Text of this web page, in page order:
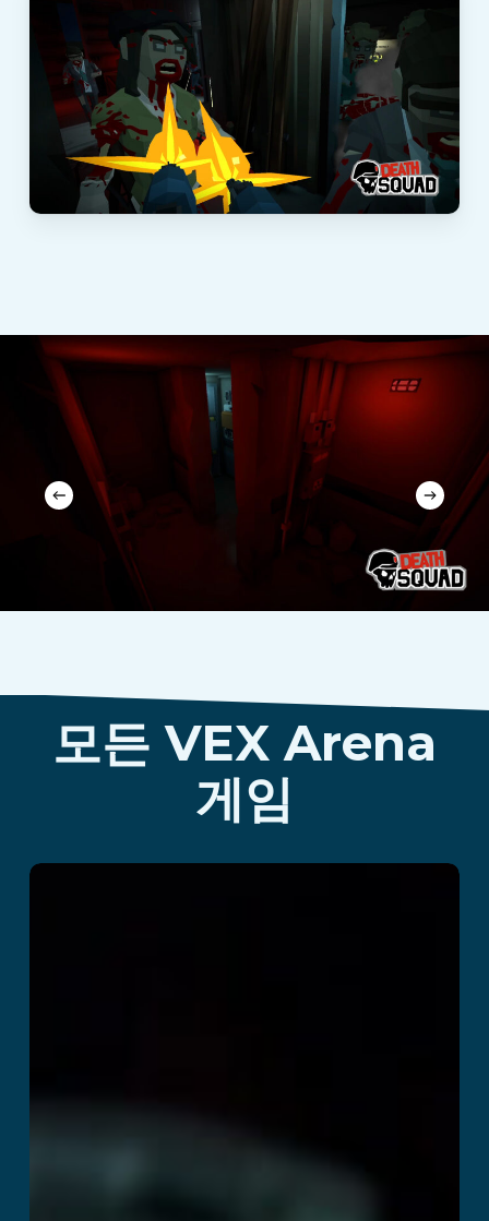
모든 VEX Arena
게임